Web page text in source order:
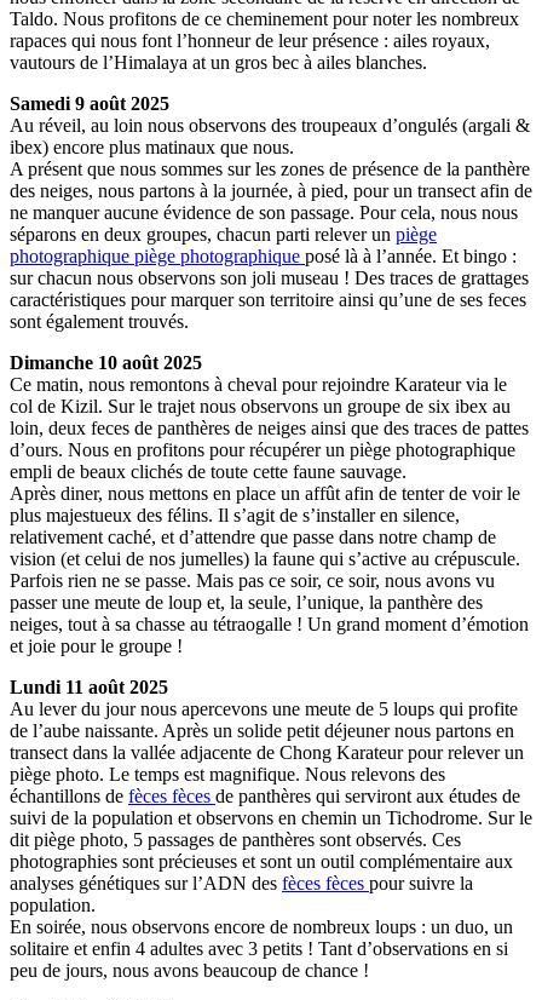
Taldo. Nous profitons de ce cheminement pour noter les nombreux
rapaces qui nous font l’honneur de leur présence : ailes royaux,
vautours de l’Himalaya at un gros bec à ailes blanches.
Samedi 9 août 2025
Au réveil, au loin nous observons des troupeaux d’ongulés (argali &
ibex) encore plus matinaux que nous.
A présent que nous sommes sur les zones de présence de la panthère
des neiges, nous partons à la journée, à pied, pour un transect afin de
ne manquer aucune évidence de son passage. Pour cela, nous nous
séparons en deux groupes, chacun parti relever un piège
photographique piège photographique posé là à l’année. Et bingo :
sur chacun nous observons son joli museau ! Des traces de grattages
caractéristiques pour marquer son territoire ainsi qu’une de ses feces
sont également trouvés.
Dimanche 10 août 2025
Ce matin, nous remontons à cheval pour rejoindre Karateur via le
col de Kizil. Sur le trajet nous observons un groupe de six ibex au
loin, deux feces de panthères de neiges ainsi que des traces de pattes
d’ours. Nous en profitons pour récupérer un piège photographique
empli de beaux clichés de toute cette faune sauvage.
Après diner, nous mettons en place un affût afin de tenter de voir le
plus majestueux des félins. Il s’agit de s’installer en silence,
relativement caché, et d’attendre que passe dans notre champ de
vision (et celui de nos jumelles) la faune qui s’active au crépuscule.
Parfois rien ne se passe. Mais pas ce soir, ce soir, nous avons vu
passer une meute de loup et, la seule, l’unique, la panthère des
neiges, tout à sa chasse au tétraogalle ! Un grand moment d’émotion
et joie pour le groupe !
Lundi 11 août 2025
Au lever du jour nous apercevons une meute de 5 loups qui profite
de l’aube naissante. Après un solide petit déjeuner nous partons en
transect dans la vallée adjacente de Chong Karateur pour relever un
piège photo. Le temps est magnifique. Nous relevons des
échantillons de fèces fèces de panthères qui serviront aux études de
suivi de la population et observons en chemin un Tichodrome. Sur le
dit piège photo, 5 passages de panthères sont observés. Ces
photographies sont précieuses et sont un outil complémentaire aux
analyses génétiques sur l’ADN des fèces fèces pour suivre la
population.
En soirée, nous observons encore de nombreux loups : un duo, un
solitaire et enfin 4 adultes avec 3 petits ! Tant d’observations en si
peu de jours, nous avons beaucoup de chance !